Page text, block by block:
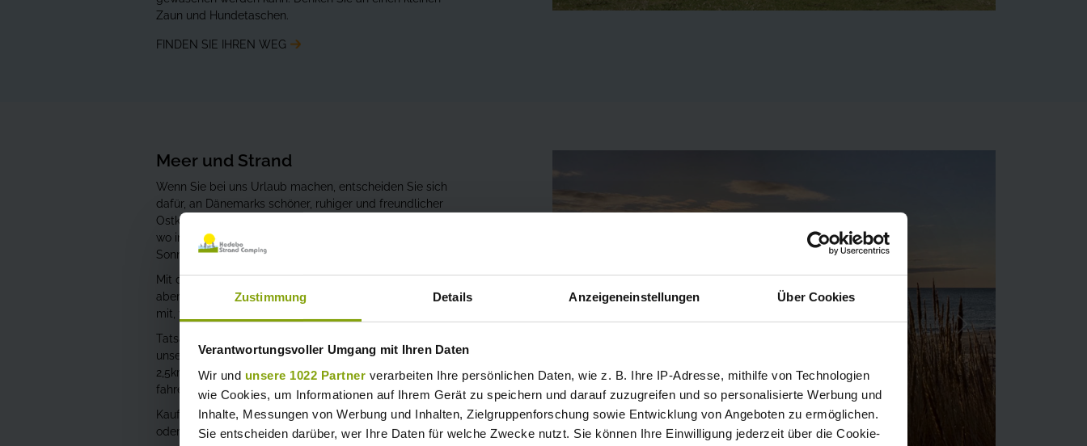
Zustimmung Details Anzeigeneinstellungen Über Cookies
Verantwortungsvoller Umgang mit Ihren Daten
Wir und unsere 1022 Partner verarbeiten Ihre persönlichen Daten, wie z. B. Ihre IP-Adresse, mithilfe von Technologien
wie Cookies, um Informationen auf Ihrem Gerät zu speichern und darauf zuzugreifen und so personalisierte Werbung und
Inhalte, Messungen von Werbung und Inhalten, Zielgruppenforschung sowie Entwicklung von Angeboten zu ermöglichen.
Sie entscheiden darüber, wer Ihre Daten für welche Zwecke nutzt. Sie können Ihre Einwilligung jederzeit über die Cookie-
Zaun und Hundetaschen.
FINDEN SIE IHREN WEG
Meer und Strand
Wenn Sie bei uns Urlaub machen, entscheiden Sie sich
dafür, an Dänemarks schöner, ruhiger und freundlicher
Ostküste zu leben. Wir befinden uns direkt am Kattegat,
wo in einer klaren Nacht der Mond aufleuchtet, und die
Sonne aufgeht.
Mit dem kinderfreundlichen Strand ist es ideal für Familien,
aber auch für Surfer und Segler. Bringen Sie gerne Ihr Boot
mit, wir haben hier einen Platz dafür.
Tatsächlich haben wir mehr als 3 Kilometer Strand vor
unserer Haustür. So können Sie am Strand oder auf dem
2,5km langen gepflasterten Weg zum Hafen in Sæby Rad
fahren, spazieren, laufen.
Kaufen Sie ein Verwöhnpaket bei Hedebo Strand Super
oder vielleicht ein Sandwich für unterwegs.
Næste